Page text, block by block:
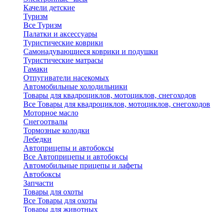
Качели детские
Туризм
Все Туризм
Палатки и аксессуары
Туристические коврики
Самонадувающиеся коврики и подушки
Туристические матрасы
Гамаки
Отпугиватели насекомых
Автомобильные холодильники
Товары для квадроциклов, мотоциклов, снегоходов
Все Товары для квадроциклов, мотоциклов, снегоходов
Моторное масло
Снегоотвалы
Тормозные колодки
Лебедки
Автоприцепы и автобоксы
Все Автоприцепы и автобоксы
Автомобильные прицепы и лафеты
Автобоксы
Запчасти
Товары для охоты
Все Товары для охоты
Товары для животных